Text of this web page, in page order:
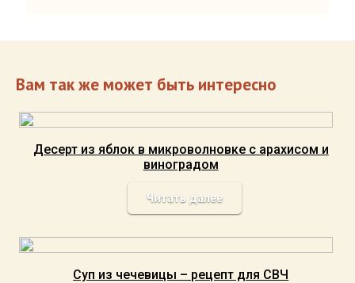
Вам так же может быть интересно
Десерт из яблок в микроволновке с арахисом и
виноградом
Читать далее
Суп из чечевицы – рецепт для СВЧ